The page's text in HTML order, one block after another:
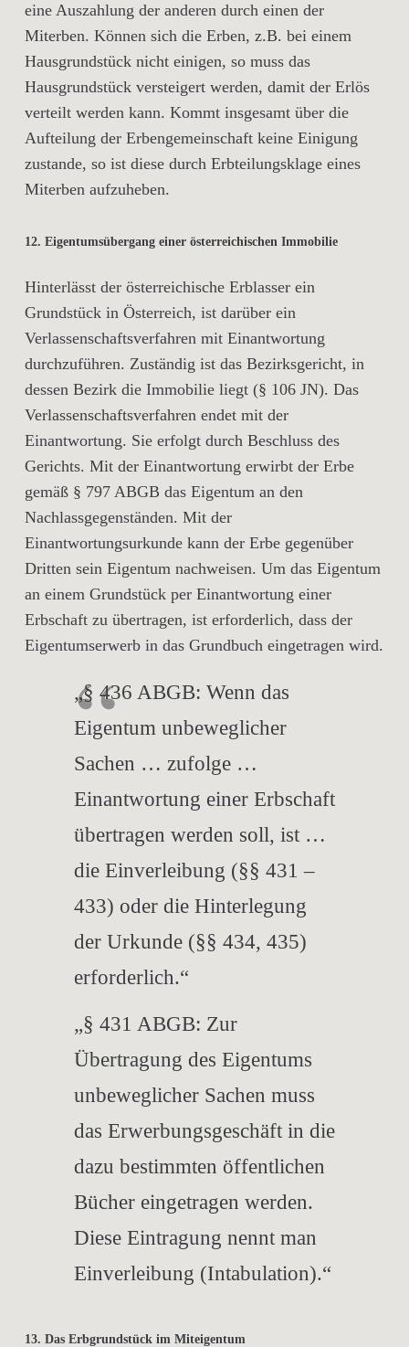
eine Auszahlung der anderen durch einen der
Miterben. Können sich die Erben, z.B. bei einem
Hausgrundstück nicht einigen, so muss das
Hausgrundstück versteigert werden, damit der Erlös
verteilt werden kann. Kommt insgesamt über die
Aufteilung der Erbengemeinschaft keine Einigung
zustande, so ist diese durch Erbteilungsklage eines
Miterben aufzuheben.
12. Eigentumsübergang einer österreichischen Immobilie
Hinterlässt der österreichische Erblasser ein
Grundstück in Österreich, ist darüber ein
Verlassenschaftsverfahren mit Einantwortung
durchzuführen. Zuständig ist das Bezirksgericht, in
dessen Bezirk die Immobilie liegt (§ 106 JN). Das
Verlassenschaftsverfahren endet mit der
Einantwortung. Sie erfolgt durch Beschluss des
Gerichts. Mit der Einantwortung erwirbt der Erbe
gemäß § 797 ABGB das Eigentum an den
Nachlassgegenständen. Mit der
Einantwortungsurkunde kann der Erbe gegenüber
Dritten sein Eigentum nachweisen. Um das Eigentum
an einem Grundstück per Einantwortung einer
Erbschaft zu übertragen, ist erforderlich, dass der
Eigentumserwerb in das Grundbuch eingetragen wird.
„§ 436 ABGB: Wenn das
Eigentum unbeweglicher
Sachen … zufolge …
Einantwortung einer Erbschaft
übertragen werden soll, ist …
die Einverleibung (§§ 431 –
433) oder die Hinterlegung
der Urkunde (§§ 434, 435)
erforderlich.“
„§ 431 ABGB: Zur
Übertragung des Eigentums
unbeweglicher Sachen muss
das Erwerbungsgeschäft in die
dazu bestimmten öffentlichen
Bücher eingetragen werden.
Diese Eintragung nennt man
Einverleibung (Intabulation).“
13. Das Erbgrundstück im Miteigentum